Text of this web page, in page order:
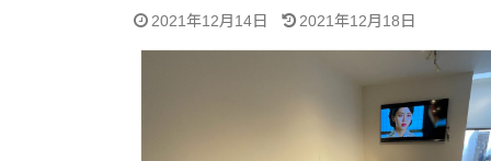
2021年12月14日 2021年12月18日